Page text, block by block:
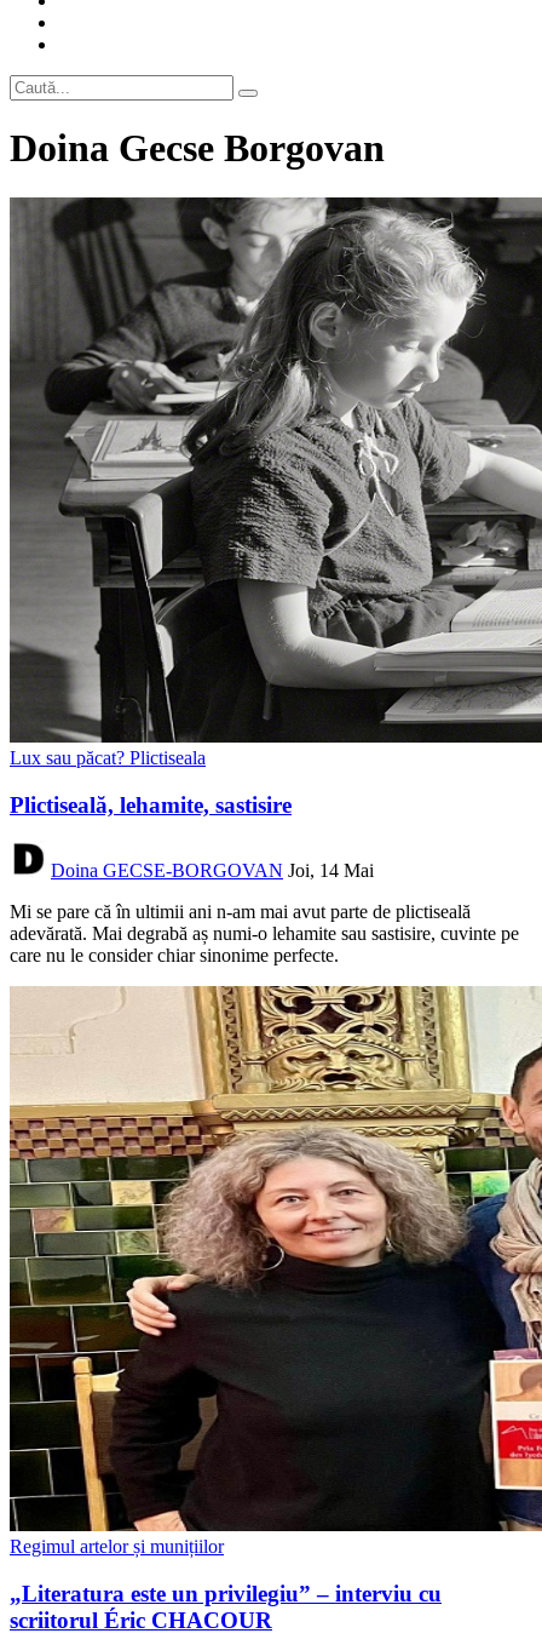
Doina Gecse Borgovan
Lux sau păcat? Plictiseala
Plictiseală, lehamite, sastisire
Doina GECSE-BORGOVAN Joi, 14 Mai
Mi se pare că în ultimii ani n-am mai avut parte de plictiseală
adevărată. Mai degrabă aș numi-o lehamite sau sastisire, cuvinte pe
care nu le consider chiar sinonime perfecte.
Regimul artelor și munițiilor
„Literatura este un privilegiu” – interviu cu
scriitorul Éric CHACOUR